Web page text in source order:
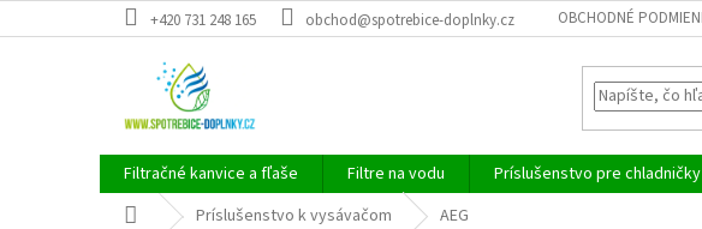
na
+420 731 248 165 obchod@spotrebice-doplnky.cz OBCHODNÉ
Filtračné kanvice a fľaše Filtre na vodu Príslušenstvo pre chladničky
DomovPríslušenstvo k vysávačom AEG